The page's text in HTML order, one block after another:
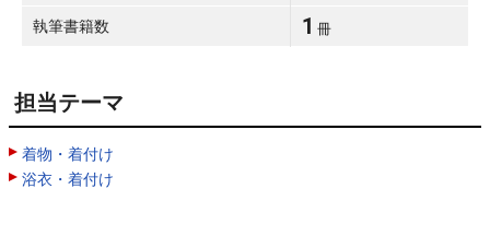
執筆書籍数 1 冊
担当テーマ
着物・着付け
浴衣・着付け